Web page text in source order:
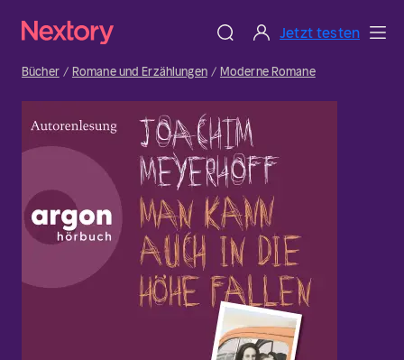
Jetzt testen
Bücher Romane und Erzählungen Moderne Romane